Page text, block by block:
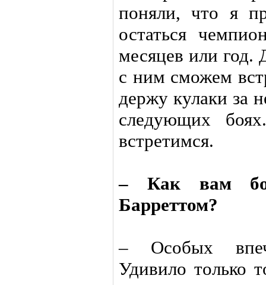
поняли, что я
остаться
месяцев или год.
с ним сможем
держу кулаки за
следующих
встретимся.
– Как вам
Барреттом?
– Особых
Удивило только